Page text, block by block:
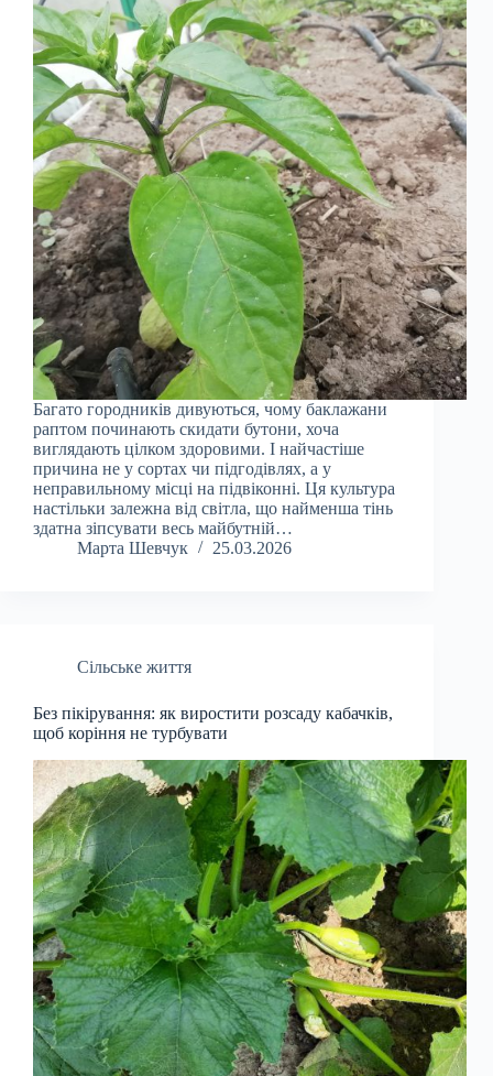
Багато городників дивуються, чому баклажани
раптом починають скидати бутони, хоча
виглядають цілком здоровими. І найчастіше
причина не у сортах чи підгодівлях, а у
неправильному місці на підвіконні. Ця культура
настільки залежна від світла, що найменша тінь
здатна зіпсувати весь майбутній…
Марта Шевчук
25.03.2026
Сільське життя
Без пікірування: як виростити розсаду кабачків,
щоб коріння не турбувати